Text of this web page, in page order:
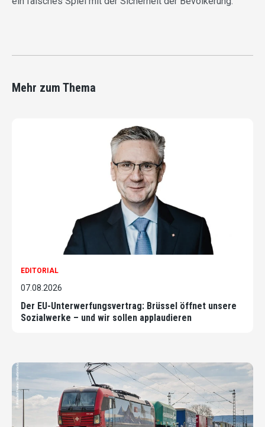
Mehr zum Thema
EDITORIAL
07.08.2026
Der EU-Unterwerfungsvertrag: Brüssel öffnet unsere
Sozialwerke – und wir sollen applaudieren